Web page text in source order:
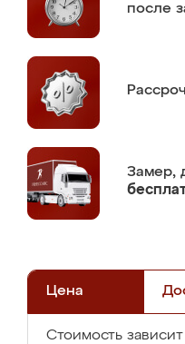
после
Замер,
Цена
Стоимость